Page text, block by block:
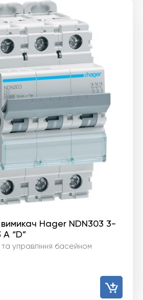
Hager NDN303 3-
“D”
управління басейном